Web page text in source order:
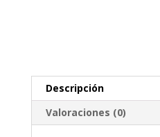
Descripción
Valoraciones (0)